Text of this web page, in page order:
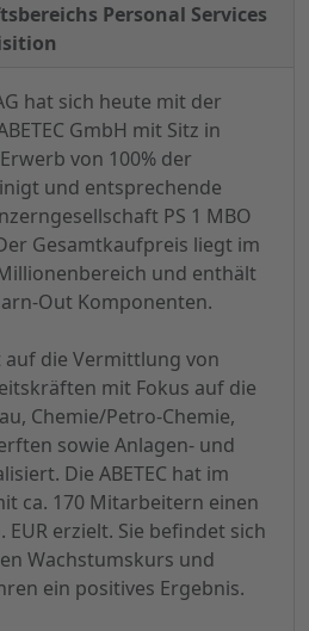
Personal Services
hat sich heute mit der
GmbH mit Sitz in
von 100% der
und entsprechende
PS 1 MBO
Gesamtkaufpreis liegt im
und enthält
Out Komponenten.
auf die Vermittlung von
mit Fokus auf die
Chemie/Petro-Chemie,
sowie Anlagen- und
Die ABETEC hat im
ca. 170 Mitarbeitern einen
EUR erzielt. Sie befindet sich
Wachstumskurs und
ein positives Ergebnis.